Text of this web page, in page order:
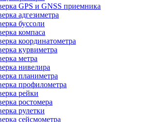
GPS и GNSS приемника
адгезиметра
буссоли
компаса
координатометра
курвиметра
метра
нивелира
планиметра
профилометра
рейки
ростомера
рулетки
сейсмометра